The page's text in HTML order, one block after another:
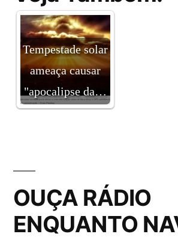
Tempestade solar
ameaça causar
"apocalipse da…
OUÇA RÁDIO
ENQUANTO